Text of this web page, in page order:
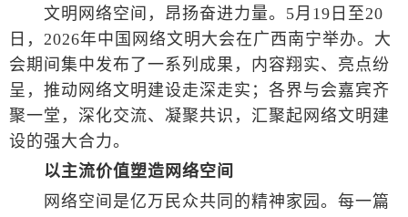
文明网络空间，昂扬奋进力量。5月19日至20
日，2026年中国网络文明大会在广西南宁举办。大
会期间集中发布了一系列成果，内容翔实、亮点纷
呈，推动网络文明建设走深走实；各界与会嘉宾齐
聚一堂，深化交流、凝聚共识，汇聚起网络文明建
设的强大合力。
以主流价值塑造网络空间
网络空间是亿万民众共同的精神家园。每一篇